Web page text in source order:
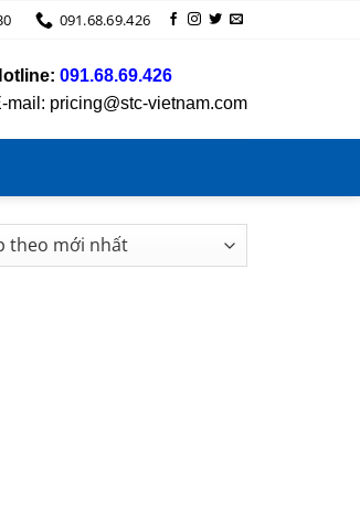
091.68.69.426
091.68.69.426
mail: pricing@stc-vietnam.com